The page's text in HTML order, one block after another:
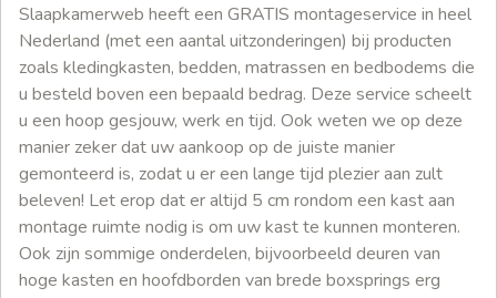
Slaapkamerweb heeft een GRATIS montageservice in heel
Nederland (met een aantal uitzonderingen) bij producten
zoals kledingkasten, bedden, matrassen en bedbodems die
u besteld boven een bepaald bedrag. Deze service scheelt
u een hoop gesjouw, werk en tijd. Ook weten we op deze
manier zeker dat uw aankoop op de juiste manier
gemonteerd is, zodat u er een lange tijd plezier aan zult
beleven! Let erop dat er altijd 5 cm rondom een kast aan
montage ruimte nodig is om uw kast te kunnen monteren.
Ook zijn sommige onderdelen, bijvoorbeeld deuren van
hoge kasten en hoofdborden van brede boxsprings erg